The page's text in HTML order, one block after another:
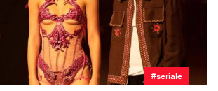
#seriale